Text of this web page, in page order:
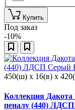
Купить
Под заказ
-10%
450(ш) x 16(в) x
Коллекция
пеналу (440)